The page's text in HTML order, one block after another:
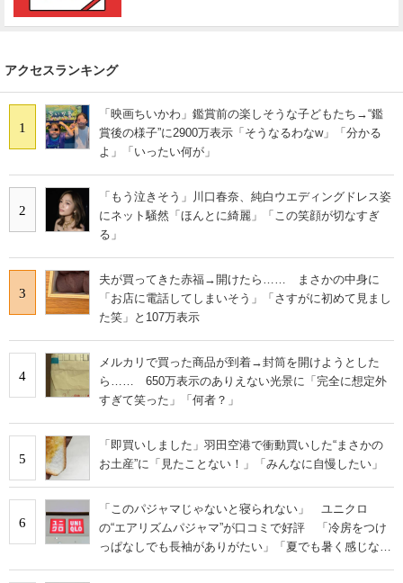
アクセスランキング
1
「映画ちいかわ」鑑賞前の楽しそうな子どもたち→“鑑
賞後の様子”に2900万表示「そうなるわなw」「分かる
よ」「いったい何が」
2
「もう泣きそう」川口春奈、純白ウエディングドレス姿
にネット騒然「ほんとに綺麗」「この笑顔が切なすぎ
る」
3
夫が買ってきた赤福→開けたら…… まさかの中身に
「お店に電話してしまいそう」「さすがに初めて見まし
た笑」と107万表示
4
メルカリで買った商品が到着→封筒を開けようとした
ら…… 650万表示のありえない光景に「完全に想定外
すぎて笑った」「何者？」
5
「即買いしました」羽田空港で衝動買いした“まさかの
お土産”に「見たことない！」「みんなに自慢したい」
6
「このパジャマじゃないと寝られない」 ユニクロ
の“エアリズムパジャマ”が口コミで好評 「冷房をつけ
っぱなしでも長袖がありがたい」「夏でも暑く感じな